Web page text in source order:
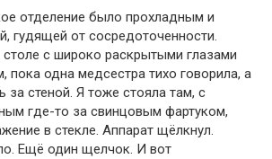
отделение было прохладным и
гудящей от сосредоточенности.
с широко раскрытыми глазами
пока одна медсестра тихо говорила, а
за стеной. Я тоже стояла там, с
где-то за свинцовым фартуком,
в стекле. Аппарат щёлкнул.
Ещё один щелчок. И вот